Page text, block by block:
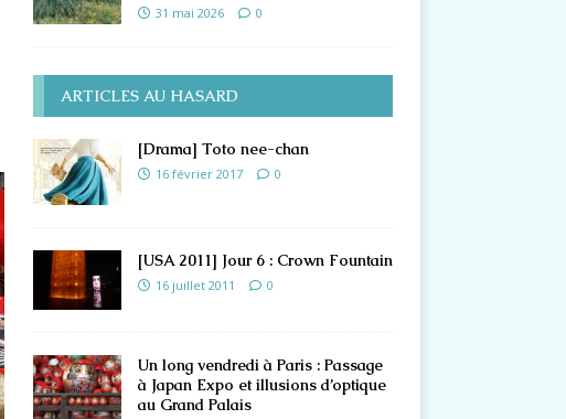
31 mai 2026 0
ARTICLES AU HASARD
[Drama] Toto nee-chan
16 février 2017 0
[USA 2011] Jour 6 : Crown Fountain
16 juillet 2011 0
Un long vendredi à Paris : Passage
à Japan Expo et illusions d’optique
au Grand Palais